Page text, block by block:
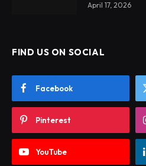
April 17, 2026
FIND US ON SOCIAL
Facebook
Pinterest
YouTube